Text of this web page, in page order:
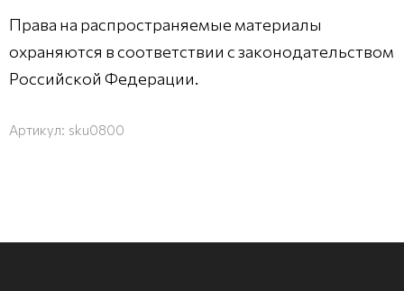
Права на распространяемые материалы
охраняются в соответствии с законодательством
Российской Федерации.
Артикул: sku0800